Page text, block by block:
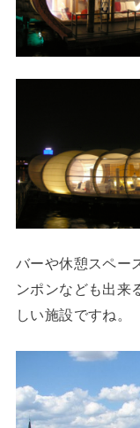
バーや休憩スペー
ンポンなども出来
しい施設ですね。